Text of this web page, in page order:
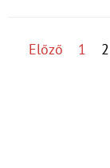
Előző 1 2